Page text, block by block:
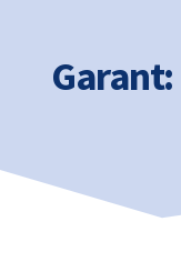
Garant: